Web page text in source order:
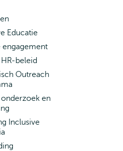
Educatie
engagement
HR-beleid
Outreach
onderzoek en
Inclusive